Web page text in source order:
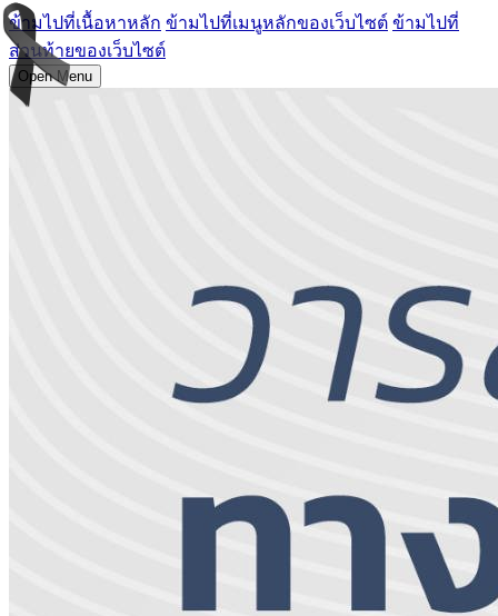
ข้ามไปที่เนื้อหาหลัก ข้ามไปที่เมนูหลักของเว็บไซต์ ข้ามไปที่
ส่วนท้ายของเว็บไซต์
Open Menu